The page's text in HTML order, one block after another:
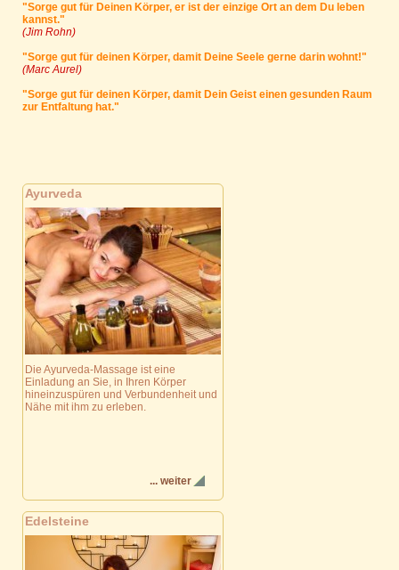
"Sorge gut für Deinen Körper, er ist der einzige Ort an dem Du leben
kannst."
(Jim Rohn)
"Sorge gut für deinen Körper, damit Deine Seele gerne darin wohnt!"
(Marc Aurel)
"Sorge gut für deinen Körper, damit Dein Geist einen gesunden Raum
zur Entfaltung hat."
Ayurveda
Die Ayurveda-Massage ist eine
Einladung an Sie, in Ihren Körper
hineinzuspüren und Verbundenheit und
Nähe mit ihm zu erleben.
... weiter
Edelsteine